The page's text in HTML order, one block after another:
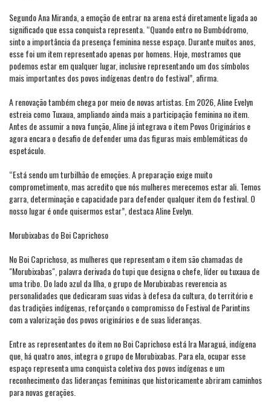
Segundo Ana Miranda, a emoção de entrar na arena está diretamente ligada ao
significado que essa conquista representa. “Quando entro no Bumbódromo,
sinto a importância da presença feminina nesse espaço. Durante muitos anos,
esse foi um item representado apenas por homens. Hoje, mostramos que
podemos estar em qualquer lugar, inclusive representando um dos símbolos
mais importantes dos povos indígenas dentro do festival”, afirma.
A renovação também chega por meio de novas artistas. Em 2026, Aline Evelyn
estreia como Tuxaua, ampliando ainda mais a participação feminina no item.
Antes de assumir a nova função, Aline já integrava o item Povos Originários e
agora encara o desafio de defender uma das figuras mais emblemáticas do
espetáculo.
“Está sendo um turbilhão de emoções. A preparação exige muito
comprometimento, mas acredito que nós mulheres merecemos estar ali. Temos
garra, determinação e capacidade para defender qualquer item do festival. O
nosso lugar é onde quisermos estar”, destaca Aline Evelyn.
Morubixabas do Boi Caprichoso
No Boi Caprichoso, as mulheres que representam o item são chamadas de
"Morubixabas", palavra derivada do tupi que designa o chefe, líder ou tuxaua de
uma tribo. Do lado azul da Ilha, o grupo de Morubixabas reverencia as
personalidades que dedicaram suas vidas à defesa da cultura, do território e
das tradições indígenas, reforçando o compromisso do Festival de Parintins
com a valorização dos povos originários e de suas lideranças.
Entre as representantes do item no Boi Caprichoso está Ira Maraguá, indígena
que, há quatro anos, integra o grupo de Morubixabas. Para ela, ocupar esse
espaço representa uma conquista coletiva dos povos indígenas e um
reconhecimento das lideranças femininas que historicamente abriram caminhos
para novas gerações.